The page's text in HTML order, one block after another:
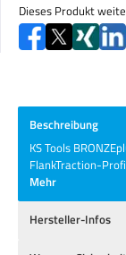
Dieses Produkt
Beschreibung
KS Tools
FlankTraction-
Mehr
Hersteller-Infos